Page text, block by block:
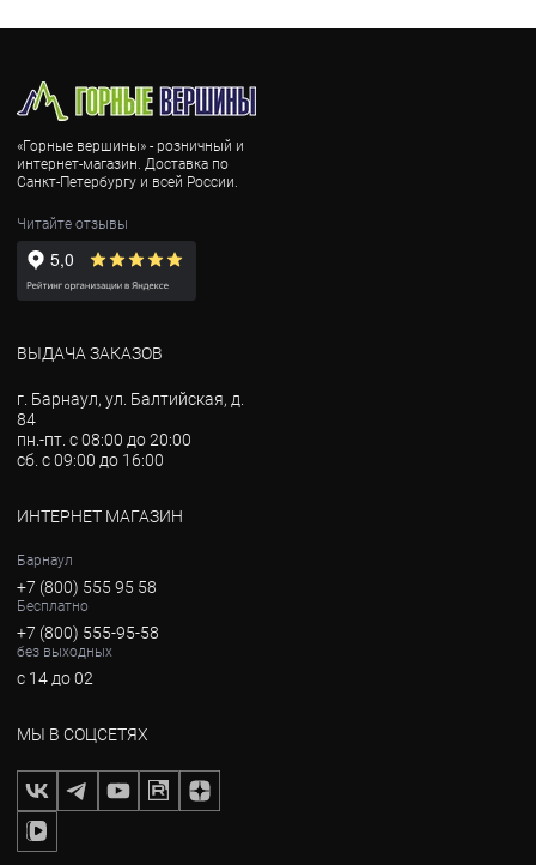
«Горные вершины» - розничный и
интернет-магазин. Доставка по
Санкт-Петербургу и всей России.
Читайте отзывы
ВЫДАЧА ЗАКАЗОВ
г. Барнаул, ул. Балтийская, д.
84
пн.-пт. с 08:00 до 20:00
сб. с 09:00 до 16:00
ИНТЕРНЕТ МАГАЗИН
Барнаул
+7 (800) 555 95 58
Бесплатно
+7 (800) 555-95-58
без выходных
с 14 до 02
МЫ В СОЦСЕТЯХ